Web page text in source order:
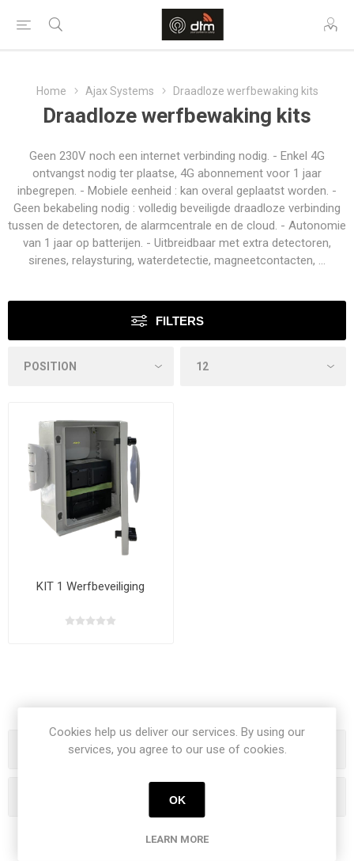
Home Ajax Systems Draadloze werfbewaking kits
Draadloze werfbewaking kits
Geen 230V noch een internet verbinding nodig. - Enkel 4G
ontvangst nodig ter plaatse, 4G abonnement voor 1 jaar
inbegrepen. - Mobiele eenheid : kan overal geplaatst worden. -
Geen bekabeling nodig : volledig beveiligde draadloze verbinding
tussen de detectoren, de alarmcentrale en de cloud. - Autonomie
van 1 jaar op batterijen. - Uitbreidbaar met extra detectoren,
sirenes, relaysturing, waterdetectie, magneetcontacten, ...
FILTERS
KIT 1 Werfbeveiliging
Categories
Cookies help us deliver our services. By using our
services, you agree to our use of cookies.
OK
LEARN MORE